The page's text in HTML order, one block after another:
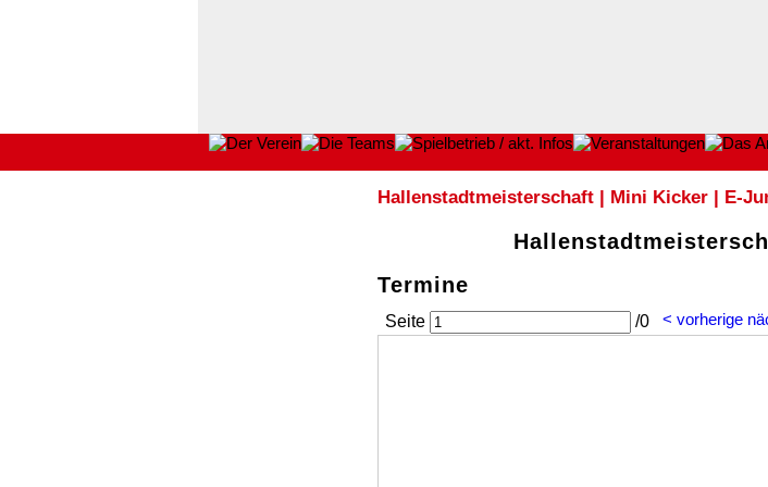
Hallenstadtmeisterschaft | Mini Kicker | E-
Termine
< vorherige
Seite /0